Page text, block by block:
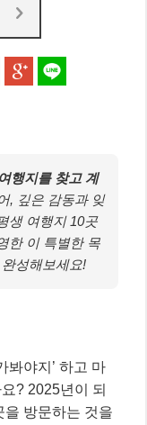
행지를 찾고 계
, 깊은 감동과 잊
생 여행지 10곳
한 이 특별한 목
성해보세요!
봐야지’ 하고 마
? 2025년이 되
을 방문하는 것을